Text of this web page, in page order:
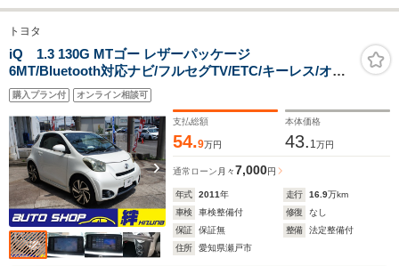
トヨタ
iQ 1.3 130G MTゴー レザーパッケージ
6MT/Bluetooth対応ナビ/フルセグTV/ETC/キーレス/オー
トライト/DVD再生/トラクションコントロール/電動格納
ミラー/純正アルミホイール/OBDチェック済
購入プラン付 オンライン相談可
支払総額
54.9万円
本体価格
43. 1万円
通常ローン 月々7,000円
年式 2011年 走行 16.9万km
車検
車検整備付 修復
なし
保証
保証無 整備
法定整備付
住所
愛知県瀬戸市